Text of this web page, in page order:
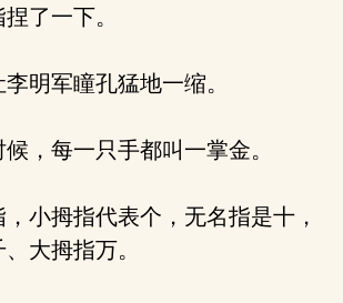
了一下。
明军瞳孔猛地一缩。
，每一只手都叫一掌金。
小拇指代表个，无名指是十，
大拇指万。